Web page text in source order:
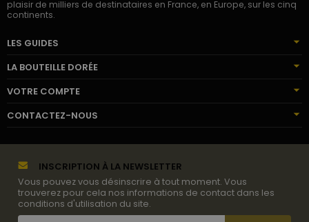
plaisir de milliers de destinataires en France, en Europe, sur les cinq
continents.
LES GUIDES
LA BOUTEILLE DORÉE
VOTRE COMPTE
CONTACTEZ-NOUS
INSCRIPTION À LA NEWSLETTER
Vous pouvez vous désinscrire à tout moment. Vous
trouverez pour cela nos informations de contact dans les
conditions d'utilisation du site.